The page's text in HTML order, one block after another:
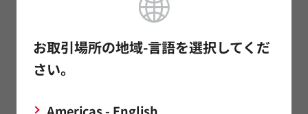
お取引場所の地域-言語を選択してくだ
さい。